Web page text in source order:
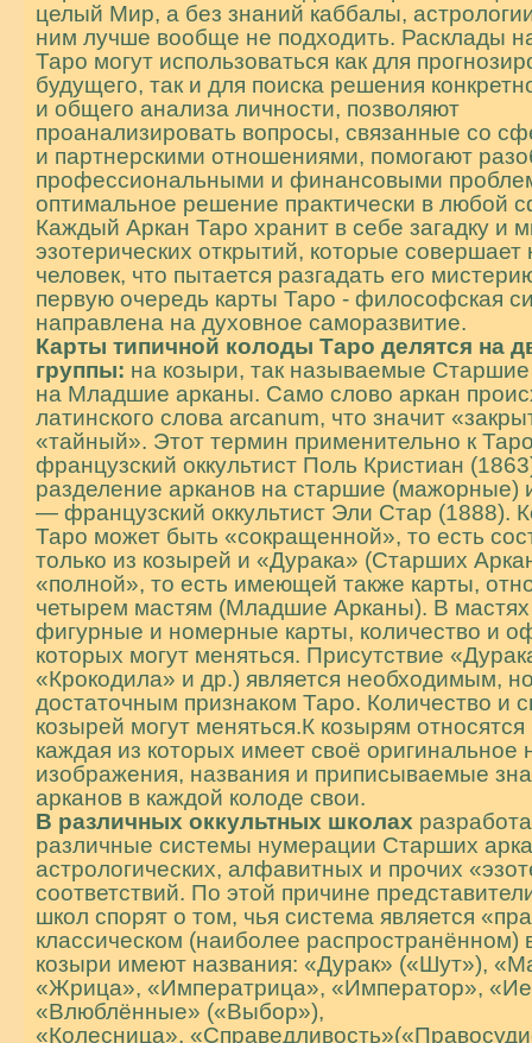
целый Мир, а без знаний каббалы,
ним лучше вообще не подходить. Расклады
Таро могут использоваться как для
будущего, так и для поиска решения
и общего анализа личности, позволяют
проанализировать вопросы, связанные со
и партнерскими отношениями, помогают
профессиональными и финансовыми
оптимальное решение практически в любой
Каждый Аркан Таро хранит в себе загадку и
эзотерических открытий, которые
человек, что пытается разгадать его
первую очередь карты Таро - философская
направлена на духовное саморазвитие.
Карты типичной колоды Таро делятся на
группы: на козыри, так называемые
на Младшие арканы. Само слово аркан
латинского слова arcanum, что значит
«тайный». Этот термин применительно к
французский оккультист Поль Кристиан
разделение арканов на старшие (мажорные)
— французский оккультист Эли Стар (1888).
Таро может быть «сокращенной», то есть
только из козырей и «Дурака» (Старших
«полной», то есть имеющей также карты,
четырем мастям (Младшие Арканы). В
фигурные и номерные карты, количество и
которых могут меняться. Присутствие
«Крокодила» и др.) является необходимым,
достаточным признаком Таро. Количество и
козырей могут меняться.К козырям
каждая из которых имеет своё оригинальное
изображения, названия и приписываемые
арканов в каждой колоде свои.
В различных оккультных школах
различные системы нумерации Старших
астрологических, алфавитных и прочих
соответствий. По этой причине
школ спорят о том, чья система является
классическом (наиболее распространённом)
козыри имеют названия: «Дурак» («Шут»),
«Жрица», «Императрица», «Император»,
«Влюблённые» («Выбор»),
«Колесница»,